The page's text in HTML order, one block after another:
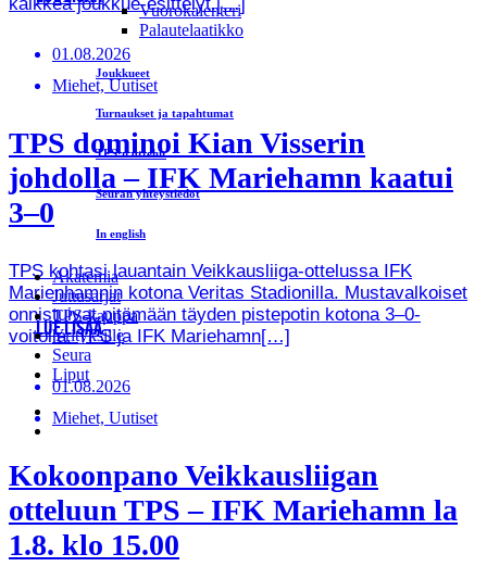
Vuorokalenteri
Palautelaatikko
Joukkueet
Turnaukset ja tapahtumat
TPS:n ottelut
Seuran yhteystiedot
In english
Akatemia
Juttusarjat
TPS-kauppa
Yrityksille
Seura
Liput
01.08.2026
Miehet, Uutiset
TPS dominoi Kian Visserin
johdolla – IFK Mariehamn kaatui
3–0
TPS kohtasi lauantain Veikkausliiga-ottelussa IFK
Marienhamnin kotona Veritas Stadionilla. Mustavalkoiset
onnistuivat pitämään täyden pistepotin kotona 3–0-
voitolla. TPS ja IFK Mariehamn[…]
LUE LISÄÄ
01.08.2026
Miehet, Uutiset
Kokoonpano Veikkausliigan
otteluun TPS – IFK Mariehamn la
1.8. klo 15.00